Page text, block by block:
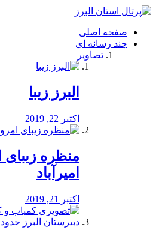
فصد
شرق
تهران
خشکشویی
صفحه اصلی
چند رسانه ای
تصاویر
البرز زیبا
اکتبر 22, 2019
منظره‌‌ زیبای
امیرآباد
اکتبر 21, 2019